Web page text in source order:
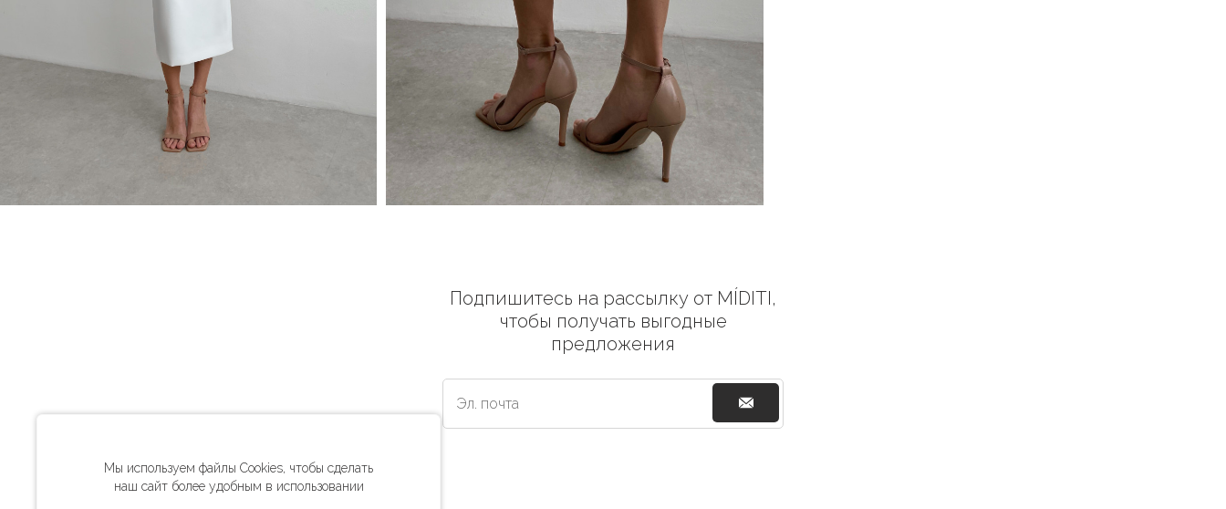
Подпишитесь на рассылку от MÍDITI,
чтобы получать выгодные
предложения
Мы используем файлы Cookies, чтобы сделать
наш сайт более удобным в использовании